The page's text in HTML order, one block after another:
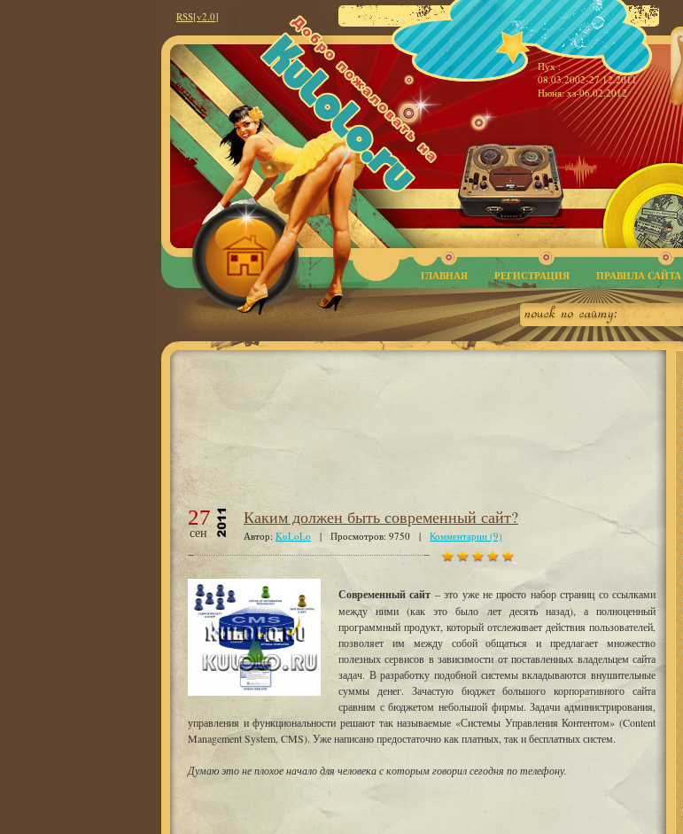
RSS[v2.0]
Пух :
08.03.2002-27.12.2011
Нюня: хз-06.02.2012
ГЛАВНАЯ РЕГИСТРАЦИЯ ПРАВИЛА САЙТА
27
сен
Каким должен быть современный сайт?
Автор: KuLoLo | Просмотров: 9750 | Комментарии (9)
Современный сайт – это уже не просто набор страниц со ссылками
между ними (как это было лет десять назад), а полноценный
программный продукт, который отслеживает действия пользователей,
позволяет им между собой общаться и предлагает множество
полезных сервисов в зависимости от поставленных владельцем сайта
задач. В разработку подобной системы вкладываются внушительные
суммы денег. Зачастую бюджет большого корпоративного сайта
сравним с бюджетом небольшой фирмы. Задачи администрирования,
управления и функциональности решают так называемые «Системы Управления Контентом» (Content
Management System, CMS). Уже написано предостаточно как платных, так и бесплатных систем.
Думаю это не плохое начало для человека с которым говорил сегодня по телефону.